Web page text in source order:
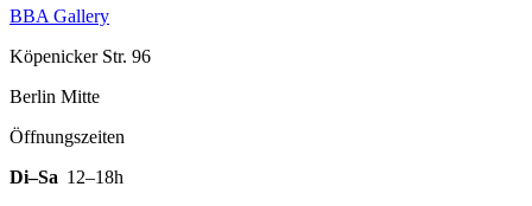
BBA Gallery
Köpenicker Str. 96
Berlin Mitte
Öffnungszeiten
Di–Sa 12–18h